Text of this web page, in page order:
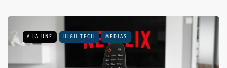
A LA UNE HIGH TECH MÉDIAS